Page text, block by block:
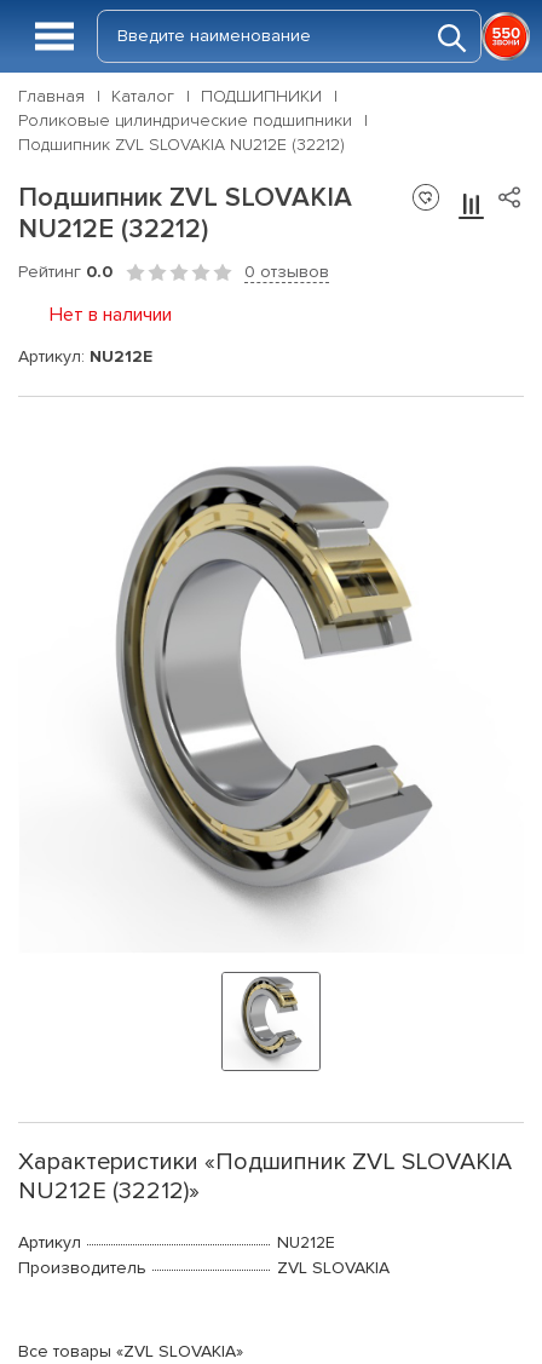
Главная Каталог
ПОДШИПНИКИ
Роликовые цилиндрические подшипники
Подшипник ZVL SLOVAKIA NU212E (32212)
Подшипник ZVL SLOVAKIA
NU212E (32212)
Рейтинг 0.0 0 отзывов
Нет в наличии
Артикул: NU212E
Характеристики «Подшипник ZVL SLOVAKIA
NU212E (32212)»
Артикул
NU212E
Производитель
ZVL SLOVAKIA
Все товары «ZVL SLOVAKIA»